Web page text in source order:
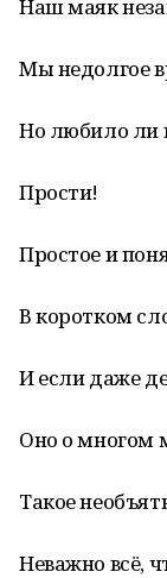
Наш маяк
Мы недолгое
Но любило ли
Прости!
Простое и
В коротком
И если даже
Оно о многом
Такое
Неважно всё,